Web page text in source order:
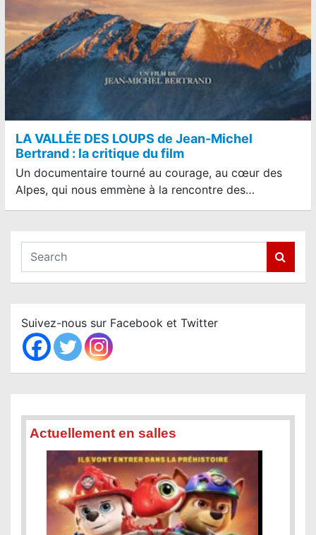
LA VALLÉE DES LOUPS de Jean-Michel
Bertrand : la critique du film
Un documentaire tourné au courage, au cœur des
Alpes, qui nous emmène à la rencontre des…
a
c
h
Suivez-nous sur Facebook et Twitter
Actuellement en salles